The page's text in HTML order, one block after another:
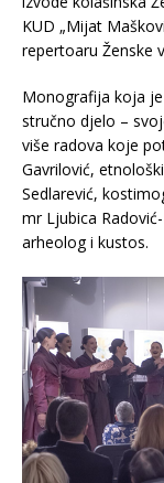
KUD „Mijat
repertoaru Ženske
Monografija koja
stručno djelo –
više radova koje
Gavrilović,
Sedlarević,
mr Ljubica
arheolog i kustos.